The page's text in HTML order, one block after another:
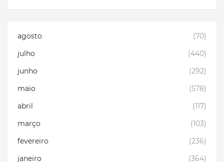
agosto
(70)
julho
(440)
junho
(292)
maio
(578)
abril
(117)
março
(103)
fevereiro
(236)
janeiro
(364)